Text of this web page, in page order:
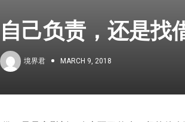
自己负责，还是找
境界君 MARCH 9, 2018